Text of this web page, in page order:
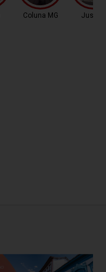
Coluna MG Justiça